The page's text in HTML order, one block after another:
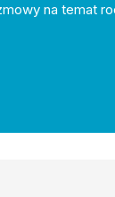
na temat